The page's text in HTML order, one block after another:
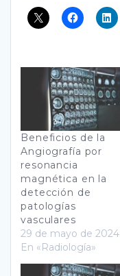
Beneficios de la
Angiografía por
resonancia
magnética en la
detección de
patologías
vasculares
29 de mayo de 2024
En «Radiología»